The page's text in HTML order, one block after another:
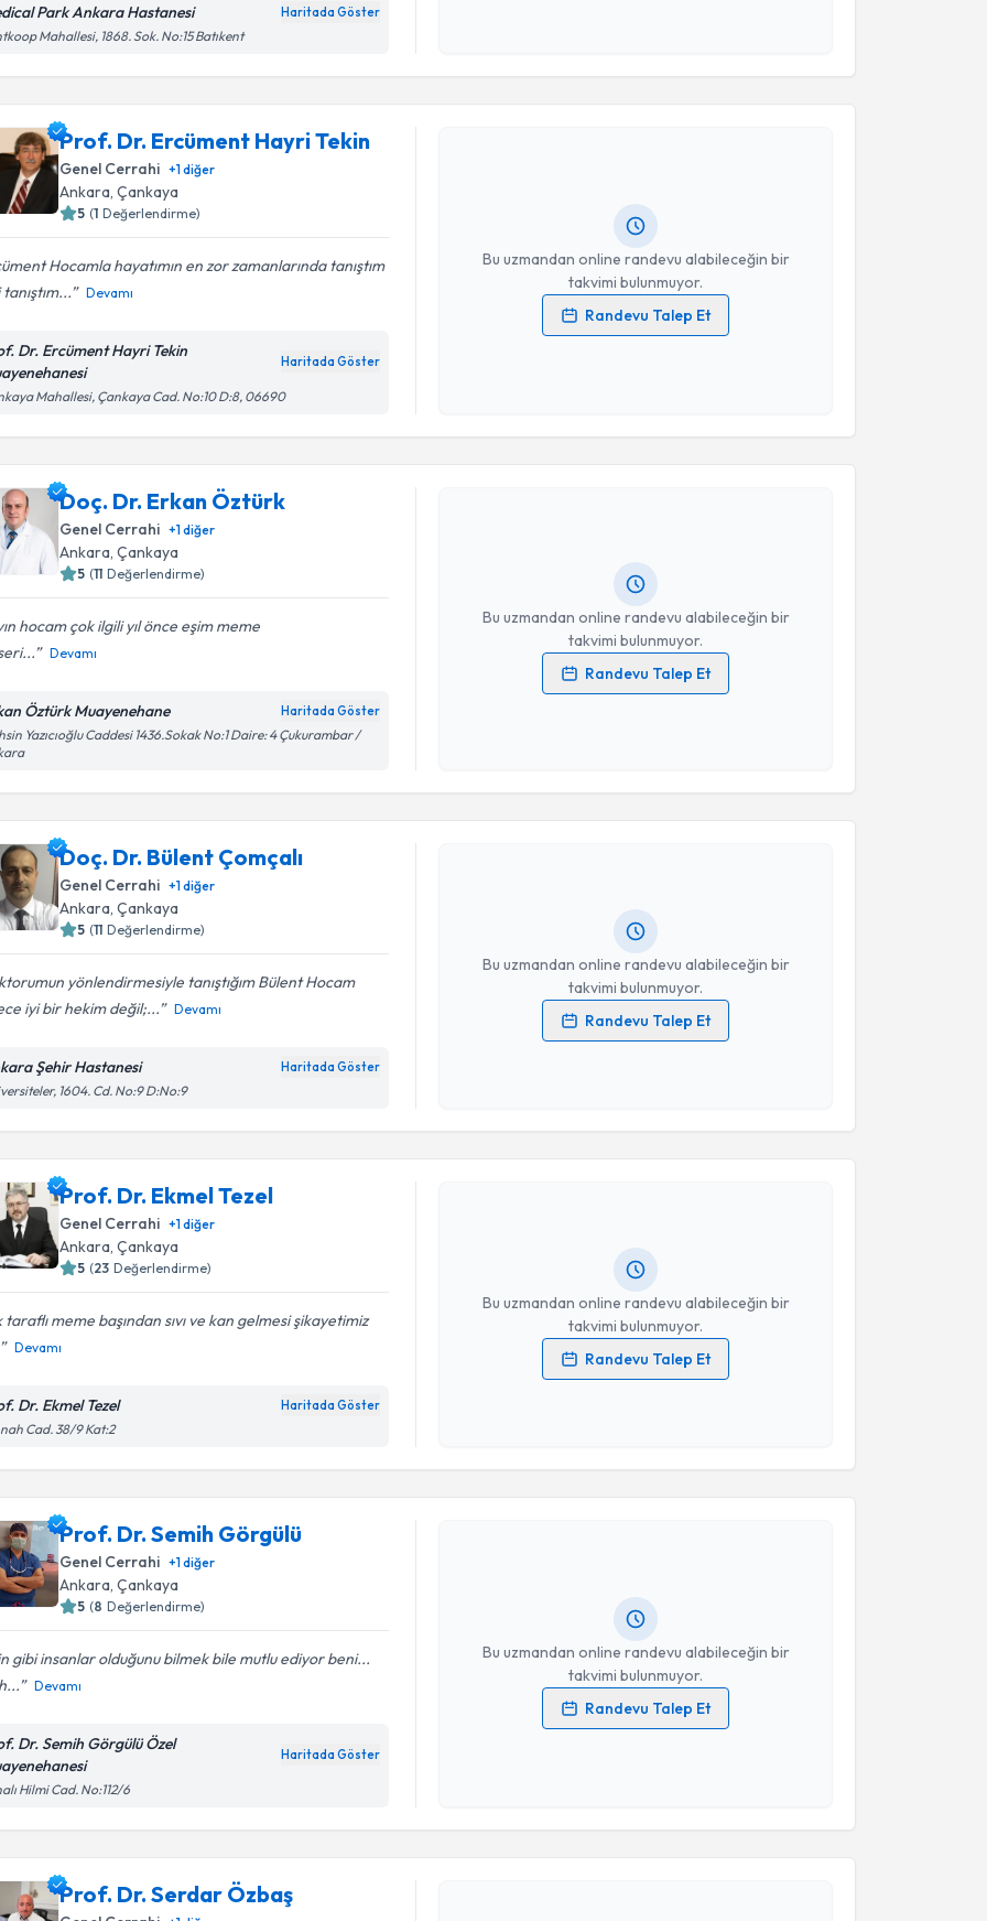
Park Ankara Hastanesi Haritada Göster
Mahallesi, 1868. Sok. No:15 Batıkent
Takvim Talebini Gönder
Prof. Dr. Ercüment Hayri Tekin
Genel Cerrahi +1diğer
Ankara ,Çankaya
5 (1 Değerlendirme)
Hocamla hayatımın en zor zamanlarında tanıştım
Devamı
Dr. Ercüment Hayri Tekin
Haritada Göster
Mahallesi, Çankaya Cad. No:10 D:8, 06690
Bu uzmandan online randevu alabileceğin bir
takvimi bulunmuyor.
Randevu Talep Et
Kişisel verilerimin işlenmesine ilişkinAydınlatma Metni
Doç. Dr. Erkan Öztürk
Genel Cerrahi +1diğer
Ankara ,Çankaya
5 (11 Değerlendirme)
hocam çok ilgili yıl önce eşim meme
Devamı
Öztürk Muayenehane Haritada Göster
Yazıcıoğlu Caddesi 1436.Sokak No:1 Daire: 4 Çukurambar /
Bu uzmandan online randevu alabileceğin bir
takvimi bulunmuyor.
Randevu Talep Et
Kişisel verilerimin işlenmesine ilişkinAydınlatma Metni
Doç. Dr. Bülent Çomçalı
Genel Cerrahi +1diğer
Ankara ,Çankaya
5 (11 Değerlendirme)
yönlendirmesiyle tanıştığım Bülent Hocam
iyi bir hekim değil;...
Devamı
Şehir Hastanesi Haritada Göster
1604. Cd. No:9 D:No:9
Bu uzmandan online randevu alabileceğin bir
takvimi bulunmuyor.
Randevu Talep Et
Randevu Takvimi Talebi
Doç. Dr. Bülent Çomçalı
Kişisel verilerimin işlenmesine ilişkinAydınlatma Metni
Takvim Talebini Gönder
Prof. Dr. Ekmel Tezel
Genel Cerrahi +1diğer
Ankara ,Çankaya
5 (23 Değerlendirme)
taraflı meme başından sıvı ve kan gelmesi şikayetimiz
Devamı
Dr. Ekmel Tezel Haritada Göster
Cad. 38/9 Kat:2
Bu uzmandan online randevu alabileceğin bir
takvimi bulunmuyor.
Randevu Talep Et
Randevu Takvimi Talebi
Prof. Dr. Ekmel Tezel
Kişisel verilerimin işlenmesine ilişkinAydınlatma Metni
Takvim Talebini Gönder
Prof. Dr. Semih Görgülü
Genel Cerrahi +1diğer
Ankara ,Çankaya
5 (8 Değerlendirme)
gibi insanlar olduğunu bilmek bile mutlu ediyor beni...
Devamı
Dr. Semih Görgülü Özel
Haritada Göster
Hilmi Cad. No:112/6
Bu uzmandan online randevu alabileceğin bir
takvimi bulunmuyor.
Randevu Talep Et
Kişisel verilerimin işlenmesine ilişkinAydınlatma Metni
Prof. Dr. Serdar Özbaş
Randevu Takvimi Talebi
Prof. Dr. Serdar Özbaş